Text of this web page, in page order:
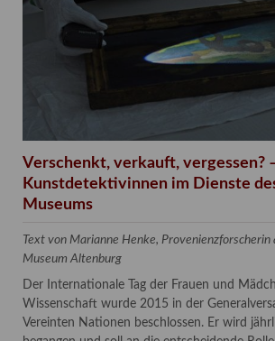
Verschenkt, verkauft, vergessen?
Kunstdetektivinnen im Dienste
Museums
Text von Marianne Henke, Provenienzforscherin
Museum Altenburg
Der Internationale Tag der Frauen und
Wissenschaft wurde 2015 in der
Vereinten Nationen beschlossen. Er wird